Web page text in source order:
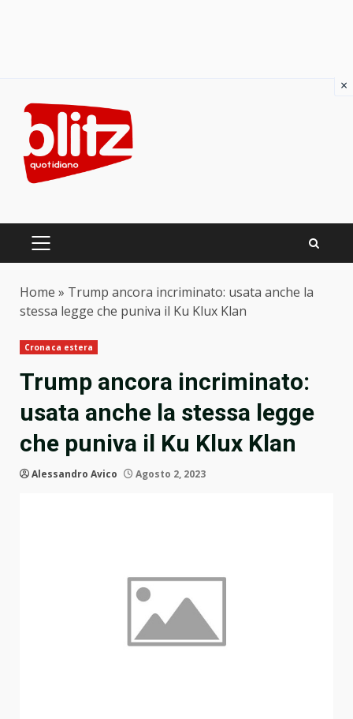
content
PRIMARY
Home » Trump ancora incriminato: usata anche la
stessa legge che puniva il Ku Klux Klan
Cronaca estera
Trump ancora incriminato:
usata anche la stessa legge
che puniva il Ku Klux Klan
Alessandro Avico Agosto 2, 2023
×